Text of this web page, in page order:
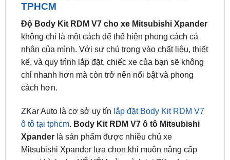
TPHCM
Độ Body Kit RDM V7 cho xe Mitsubishi Xpander
không chỉ là một cách để thể hiện phong cách cá
nhân của mình. Với sự chú trọng vào chất liệu, thiết
kế, và quy trình lắp đặt, chiếc xe của bạn sẽ không
chỉ nhanh hơn mà còn trở nên nổi bật và phong
cách hơn.
ZKar Auto là cơ sở uy tín lắp đặt Body Kit RDM V7
ô tô tại tphcm. Body Kit RDM V7 ô tô Mitsubishi
Xpanderlà sản phẩm được nhiều chủ xe
Mitsubishi Xpander lựa chọn khi muôn nâng cấp